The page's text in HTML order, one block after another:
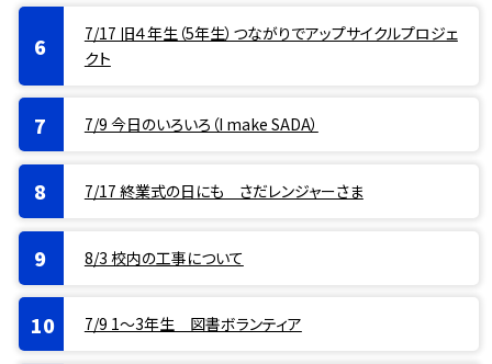
7/17 旧４年生（5年生）つながりでアップサイクルプロジェ
クト
7/9 今日のいろいろ（I make SADA）
7/17 終業式の日にも さだレンジャーさま
8/3 校内の工事について
7/9 1〜3年生 図書ボランティア